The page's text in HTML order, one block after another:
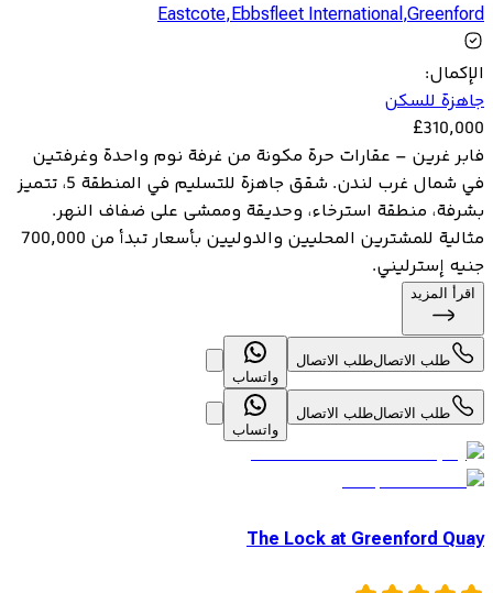
Eastcote,Ebbsfleet International,Greenford
الإكمال:
جاهزة للسكن
£310,000
فابر غرين – عقارات حرة مكونة من غرفة نوم واحدة وغرفتين
في شمال غرب لندن. شقق جاهزة للتسليم في المنطقة 5، تتميز
بشرفة، منطقة استرخاء، وحديقة وممشى على ضفاف النهر.
مثالية للمشترين المحليين والدوليين بأسعار تبدأ من 700,000
جنيه إسترليني.
اقرأ المزيد
طلب الاتصالطلب الاتصال
واتساب
طلب الاتصالطلب الاتصال
واتساب
The Lock at Greenford Quay